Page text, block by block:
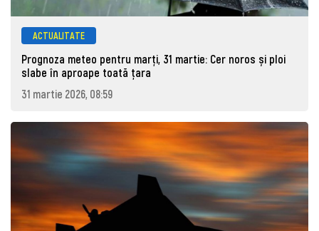
ACTUALITATE
Prognoza meteo pentru marţi, 31 martie: Cer noros și ploi
slabe în aproape toată țara
31 martie 2026, 08:59